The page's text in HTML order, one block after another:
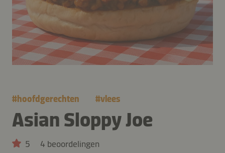
#hoofdgerechten #vlees
Asian Sloppy Joe
5 4 beoordelingen